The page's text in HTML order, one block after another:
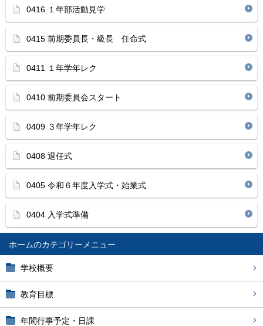
ホーム
学校概要
教育目標
年間行事予定・日課
0416 １年部活動見学
0415 前期委員長・級長 任命式
0411 １年学年レク
0410 前期委員会スタート
0409 ３年学年レク
0408 退任式
0405 令和６年度入学式・始業式
0404 入学式準備